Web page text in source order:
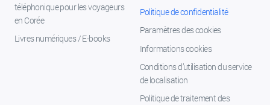
téléphonique pour les voyageurs
en Corée
Livres numériques / E-books
Politique de confidentialité
Paramètres des cookies
Informations cookies
Conditions d’utilisation du service
de localisation
Politique de traitement des